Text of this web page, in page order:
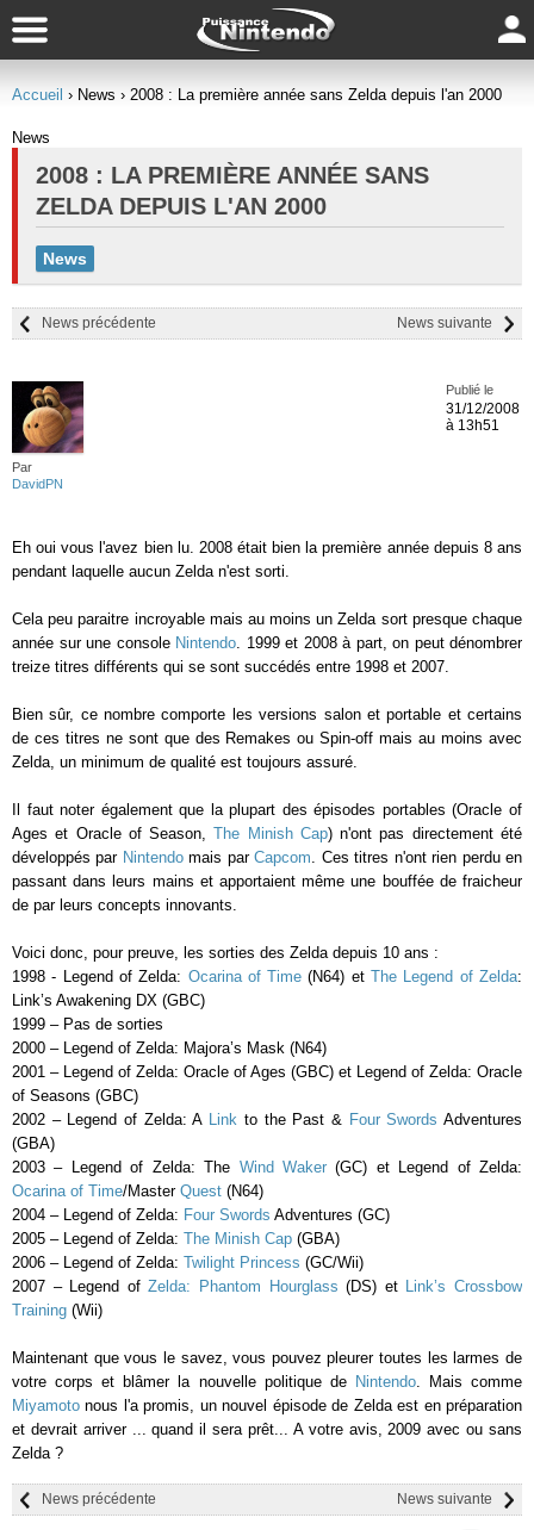
Accueil › News › 2008 : La première année sans Zelda depuis l'an 2000
News
2008 : LA PREMIÈRE ANNÉE SANS
ZELDA DEPUIS L'AN 2000
News
News suivante
News précédente
Par
DavidPN
Publié le
31/12/2008
à 13h51
Eh oui vous l'avez bien lu. 2008 était bien la première année depuis 8 ans
pendant laquelle aucun Zelda n'est sorti.
Cela peu paraitre incroyable mais au moins un Zelda sort presque chaque
année sur une console Nintendo. 1999 et 2008 à part, on peut dénombrer
treize titres différents qui se sont succédés entre 1998 et 2007.
Bien sûr, ce nombre comporte les versions salon et portable et certains
de ces titres ne sont que des Remakes ou Spin-off mais au moins avec
Zelda, un minimum de qualité est toujours assuré.
Il faut noter également que la plupart des épisodes portables (Oracle of
Ages et Oracle of Season,The Minish Cap) n'ont pas directement été
développés par Nintendomais parCapcom. Ces titres n'ont rien perdu en
passant dans leurs mains et apportaient même une bouffée de fraicheur
de par leurs concepts innovants.
Voici donc, pour preuve, les sorties des Zelda depuis 10 ans :
1998 - Legend of Zelda: Ocarina of Time (N64) etThe Legend of Zelda:
Link’s Awakening DX (GBC)
1999 – Pas de sorties
2000 – Legend of Zelda: Majora’s Mask (N64)
2001 – Legend of Zelda: Oracle of Ages (GBC) et Legend of Zelda: Oracle
of Seasons (GBC)
2002 – Legend of Zelda: A Link to the Past & Four Swords Adventures
(GBA)
2003 – Legend of Zelda: The Wind Waker(GC) et Legend of Zelda:
Ocarina of Time/Master Quest (N64)
2004 – Legend of Zelda: Four Swords Adventures (GC)
2005 – Legend of Zelda: The Minish Cap (GBA)
2006 – Legend of Zelda: Twilight Princess (GC/Wii)
2007 – Legend ofZelda: Phantom Hourglass (DS) et Link’s Crossbow
Training (Wii)
Maintenant que vous le savez, vous pouvez pleurer toutes les larmes de
votre corps et blâmer la nouvelle politique de Nintendo. Mais comme
Miyamoto nous l'a promis, un nouvel épisode de Zelda est en préparation
et devrait arriver ... quand il sera prêt... A votre avis, 2009 avec ou sans
Zelda ?
News suivante
News précédente